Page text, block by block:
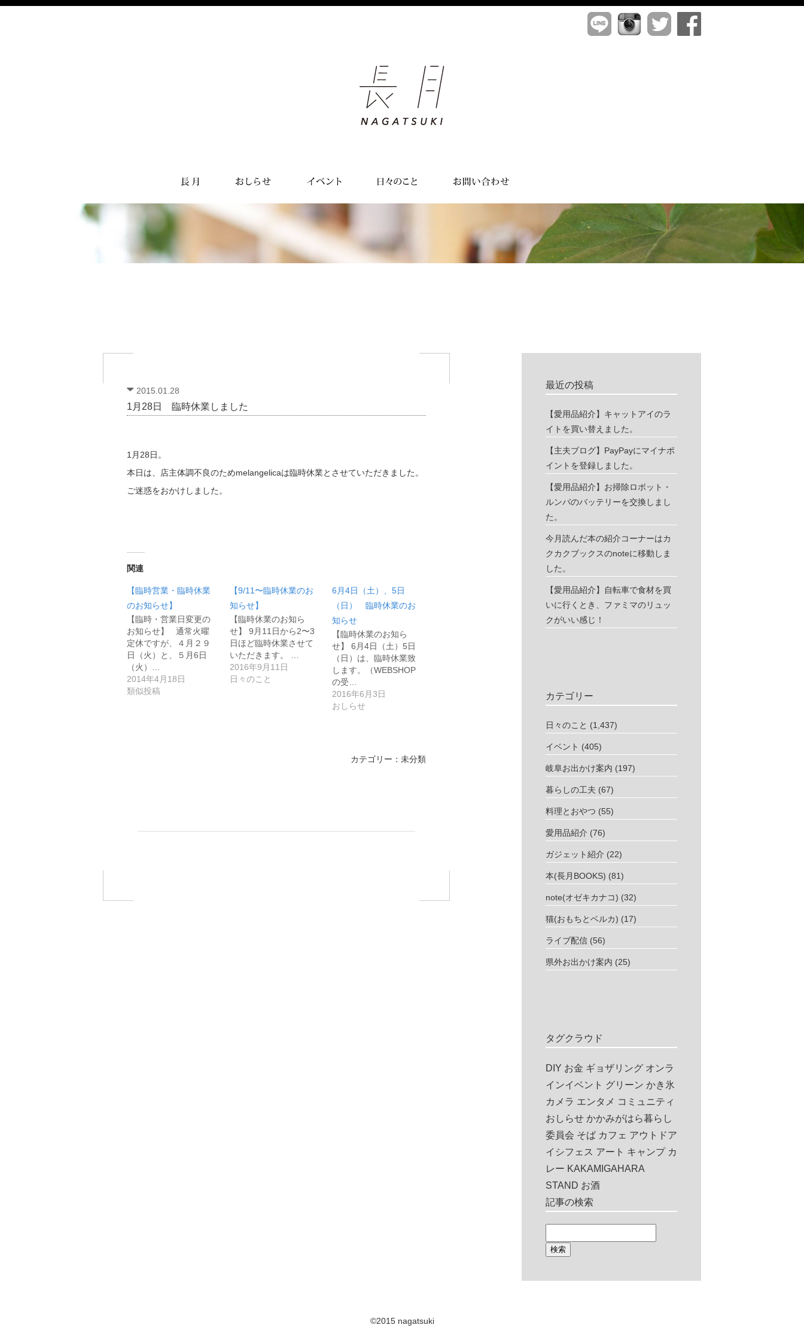
2015.01.28
1月28日 臨時休業しました
1月28日。
本日は、店主体調不良のためmelangelicaは臨時休業とさせていただきました。
ご迷惑をおかけしました。
関連
【臨時営業・臨時休業
のお知らせ】
【臨時・営業日変更の
お知らせ】 通常火曜
定休ですが、４月２９
日（火）と、５月6日
（火）…
2014年4月18日
類似投稿
【9/11〜臨時休業のお
知らせ】
【臨時休業のお知ら
せ】 9月11日から2〜3
日ほど臨時休業させて
いただきます。 …
2016年9月11日
日々のこと
6月4日（土）、5日
（日） 臨時休業のお
知らせ
【臨時休業のお知ら
せ】 6月4日（土）5日
（日）は、臨時休業致
します。（WEBSHOP
の受…
2016年6月3日
おしらせ
カテゴリー：未分類
最近の投稿
【愛用品紹介】キャットアイのラ
イトを買い替えました。
【主夫ブログ】PayPayにマイナポ
イントを登録しました。
【愛用品紹介】お掃除ロボット・
ルンバのバッテリーを交換しまし
た。
今月読んだ本の紹介コーナーはカ
クカクブックスのnoteに移動しま
した。
【愛用品紹介】自転車で食材を買
いに行くとき、ファミマのリュッ
クがいい感じ！
カテゴリー
日々のこと (1,437)
イベント (405)
岐阜お出かけ案内 (197)
暮らしの工夫 (67)
料理とおやつ (55)
愛用品紹介 (76)
ガジェット紹介 (22)
本(長月BOOKS) (81)
note(オゼキカナコ) (32)
猫(おもちとベルカ) (17)
ライブ配信 (56)
県外お出かけ案内 (25)
タグクラウド
DIY お金 ギョザリング オンラ
インイベント グリーン かき氷
カメラ エンタメ コミュニティ
おしらせ かかみがはら暮らし
委員会 そば カフェ アウトドア
イシフェス アート キャンプ カ
レー KAKAMIGAHARA
STAND お酒
記事の検索
©2015 nagatsuki